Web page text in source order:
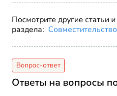
Посмотрите другие статьи
раздела: Совместительство
Ответы на вопросы